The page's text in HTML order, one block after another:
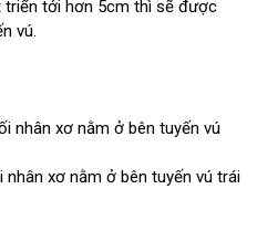
triển tới hơn 5cm thì sẽ được
vú.
nhân xơ nằm ở bên tuyến vú
nhân xơ nằm ở bên tuyến vú trái